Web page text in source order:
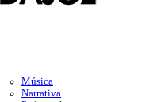
Música
Narrativa